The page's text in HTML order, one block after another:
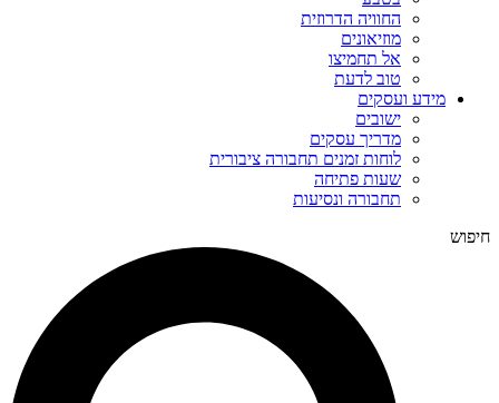
החוויה הדרוזית
מוזיאונים
אל תחמיצו
טוב לדעת
מידע ועסקים
ישובים
מדריך עסקים
לוחות זמנים תחבורה ציבורית
שעות פתיחה
תחבורה ונסיעות
חיפוש